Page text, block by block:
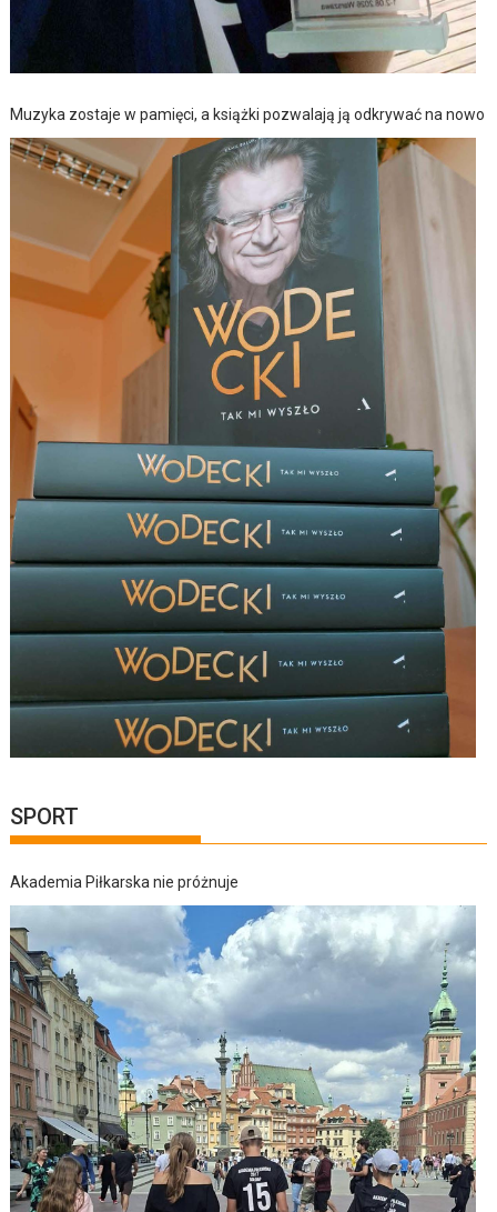
Muzyka zostaje w pamięci, a książki pozwalają ją odkrywać na nowo
SPORT
Akademia Piłkarska nie próżnuje